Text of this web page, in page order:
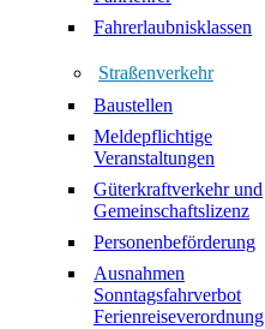
Fahrerlaubnisklassen
Straßenverkehr
Baustellen
Meldepflichtige
Veranstaltungen
Güterkraftverkehr und
Gemeinschaftslizenz
Personenbeförderung
Ausnahmen
Sonntagsfahrverbot
Ferienreiseverordnung